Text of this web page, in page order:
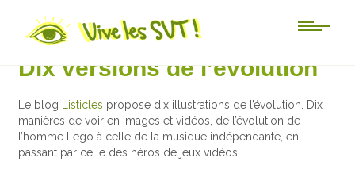
Au jour le jour
Dix versions de l’évolution
Le blog Listicles propose dix illustrations de l’évolution. Dix
manières de voir en images et vidéos, de l’évolution de
l’homme Lego à celle de la musique indépendante, en
passant par celle des héros de jeux vidéos.